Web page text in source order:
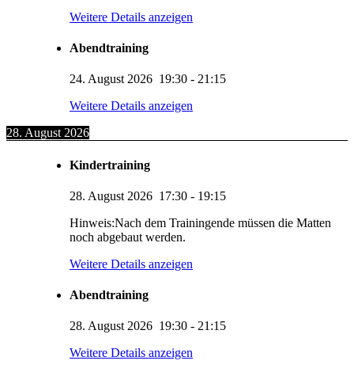
Weitere Details anzeigen
Abendtraining
24. August 2026 19:30 - 21:15
Weitere Details anzeigen
28. August 2026
Kindertraining
28. August 2026 17:30 - 19:15
Hinweis:Nach dem Trainingende müssen die Matten
noch abgebaut werden.
Weitere Details anzeigen
Abendtraining
28. August 2026 19:30 - 21:15
Weitere Details anzeigen